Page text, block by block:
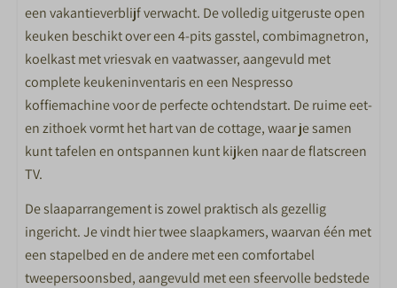
BADKAMER
Toilet in badkamer
Douche
Wastafel met spiegel
BUITEN
Tuinmeubels
Veranda
SPECIAAL VOOR KINDEREN
een vakantieverblijf verwacht. De volledig uitgeruste open
keuken beschikt over een 4-pits gasstel, combimagnetron,
koelkast met vriesvak en vaatwasser, aangevuld met
complete keukeninventaris en een Nespresso
koffiemachine voor de perfecte ochtendstart. De ruime eet-
en zithoek vormt het hart van de cottage, waar je samen
kunt tafelen en ontspannen kunt kijken naar de flatscreen
TV.
De slaaparrangement is zowel praktisch als gezellig
ingericht. Je vindt hier twee slaapkamers, waarvan één met
een stapelbed en de andere met een comfortabel
tweepersoonsbed, aangevuld met een sfeervolle bedstede